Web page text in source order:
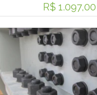
R$ 1.097,00